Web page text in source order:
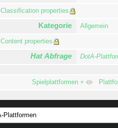
Classification properties
Kategorie Allgemein
Content properties
Hat Abfrage DotA-
Spielplattformen +